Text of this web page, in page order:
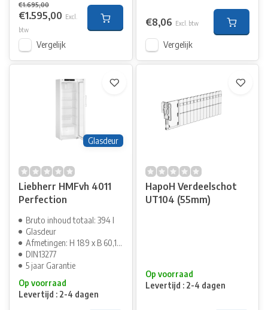
€1.695,00
€1.595,00 Excl.
btw
Vergelijk
€8,06 Excl. btw
Vergelijk
Glasdeur
Liebherr HMFvh 4011
Perfection
Bruto inhoud totaal: 394 l
Glasdeur
Afmetingen: H 189 x B 60,1 cm
DIN13277
5 jaar Garantie
Op voorraad
Levertijd : 2-4 dagen
HapoH Verdeelschot
UT104 (55mm)
Op voorraad
Levertijd : 2-4 dagen